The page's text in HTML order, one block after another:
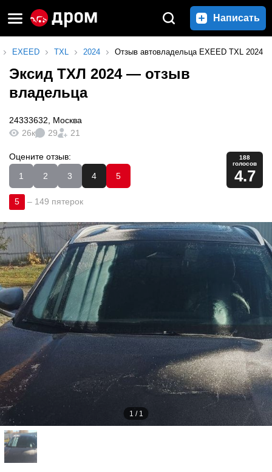
Написать
EXEED TXL 2024 Отзыв автовладельца EXEED TXL 2024
Эксид ТХЛ 2024— отзыв
владельца
24333632
Москва
26к
29 21
Оцените отзыв:
1
2 3 4 5
188
голосов
4.7
5 – 149 пятерок
1 / 1